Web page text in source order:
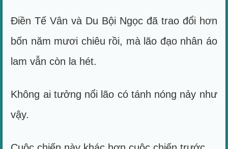
Điền Tế Vân và Du Bội Ngọc đã trao đổi hơn
bốn năm mươi chiêu rồi, mà lão đạo nhân áo
lam vẫn còn la hét.
Không ai tưởng nổi lão có tánh nóng nảy như
vậy.